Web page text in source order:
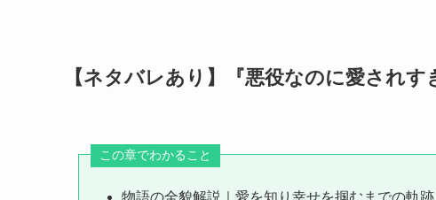
【ネタバレあり】『悪役なのに愛され
この章でわかること
物語の全貌解説｜愛を知り幸せを掴むまでの軌跡